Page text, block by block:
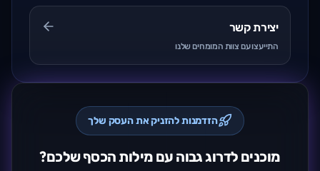
יצירת קשר
התייעצו עם צוות המומחים שלנו
הזדמנות להזניק את העסק שלך
מוכנים לדרוג גבוה עם מילות הכסף שלכם?